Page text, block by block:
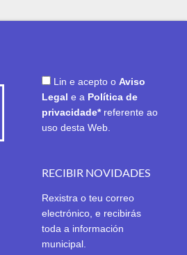
Lin e acepto o Aviso
Legal e a Política de
privacidade* referente ao
uso desta Web.
RECIBIR NOVIDADES
Rexistra o teu correo
electrónico, e recibirás
toda a información
municipal.